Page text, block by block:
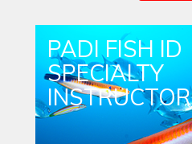
PADI FISH ID
SPECIALTY
INSTRUCTOR